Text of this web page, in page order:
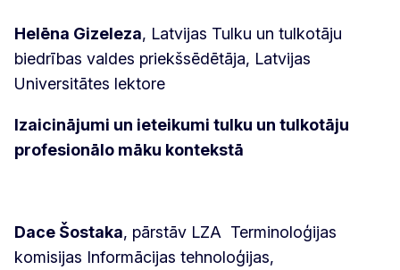
Helēna Gizeleza, Latvijas Tulku un tulkotāju
biedrības valdes priekšsēdētāja, Latvijas
Universitātes lektore
Izaicinājumi un ieteikumi tulku un tulkotāju
profesionālo māku kontekstā
Dace Šostaka, pārstāv LZA Terminoloģijas
komisijas Informācijas tehnoloģijas,